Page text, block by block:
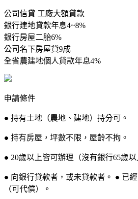
公司信貸 工廠大額貸款
銀行建地貸款年息4~8%
銀行房屋二胎6%
公司名下房屋貸9成
全省農建地個人貸款年息4%
申請條件
● 持有土地（農地、建地）持分可。
● 持有房屋，坪數不限，屋齡不拘。
● 20歲以上皆可辦理（沒有銀行65歲
● 向銀行貸款者，或未貸款者。 ● 已
（可代償）。